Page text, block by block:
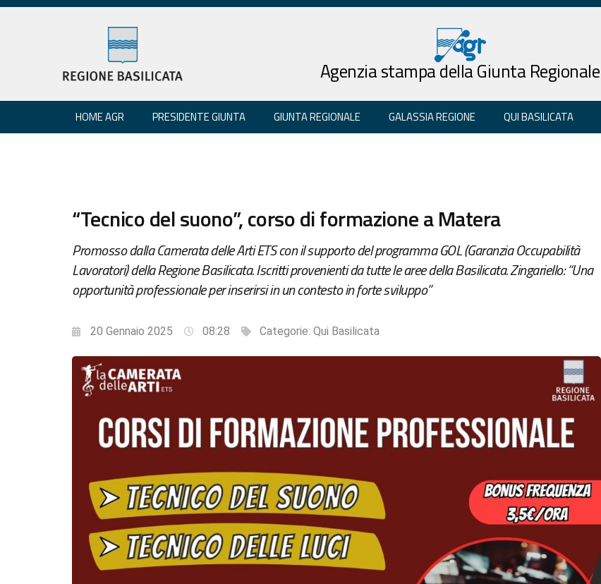
Agenzia stampa della Giunta Regionale
HOME AGR PRESIDENTE GIUNTA GIUNTA REGIONALE GALASSIA REGIONE QUI BASILICATA
“Tecnico del suono”, corso di formazione a Matera
Promosso dalla Camerata delle Arti ETS con il supporto del programma GOL (Garanzia Occupabilità
Lavoratori) della Regione Basilicata. Iscritti provenienti da tutte le aree della Basilicata. Zingariello: “Una
opportunità professionale per inserirsi in un contesto in forte sviluppo”
20 Gennaio 2025 08:28 Categorie: Qui Basilicata